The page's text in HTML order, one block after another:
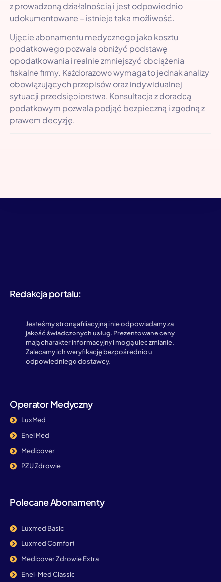
z prowadzoną działalnością i jest odpowiednio
udokumentowane – istnieje taka możliwość.
Ujęcie abonamentu medycznego jako kosztu
podatkowego pozwala obniżyć podstawę
opodatkowania i realnie zmniejszyć obciążenia
fiskalne firmy. Każdorazowo wymaga to jednak analizy
obowiązujących przepisów oraz indywidualnej
sytuacji przedsiębiorstwa. Konsultacja z doradcą
podatkowym pozwala podjąć bezpieczną i zgodną z
prawem decyzję.
Redakcja portalu:
Jesteśmy stroną afiliacyjną i nie odpowiadamy za
jakość świadczonych usług. Prezentowane ceny
mają charakter informacyjny i mogą ulec zmianie.
Zalecamy ich weryfikację bezpośrednio u
odpowiedniego dostawcy.
Operator Medyczny
LuxMed
Enel Med
Medicover
PZU Zdrowie
Polecane Abonamenty
Luxmed Basic
Luxmed Comfort
Medicover Zdrowie Extra
Enel-Med Classic